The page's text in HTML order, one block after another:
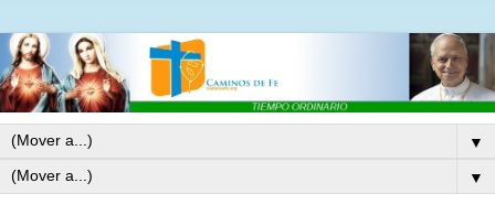
▼
▼